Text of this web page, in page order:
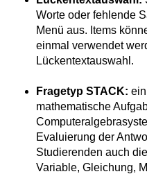
Worte oder fehlende
Menü aus. Items
einmal verwendet
Lückentextauswahl.
Fragetyp STACK:
mathematische
Evaluierung der
Studierenden auch
Variable, Gleichung,